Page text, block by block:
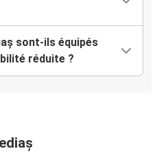
sont-ils équipés
réduite ?